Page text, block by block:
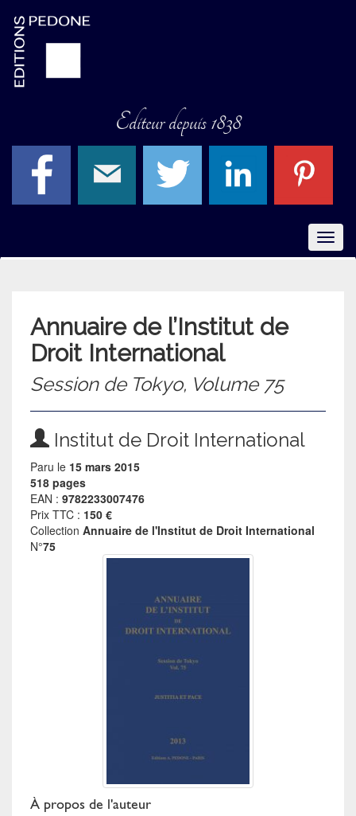
Editeur depuis 1838
Menu
Annuaire de l’Institut de
Droit International
Session de Tokyo, Volume 75
Institut de Droit International
Paru le 15 mars 2015
518 pages
EAN :9782233007476
Prix TTC : 150 €
CollectionAnnuaire de l'Institut de Droit International
N°75
À propos de l'auteur